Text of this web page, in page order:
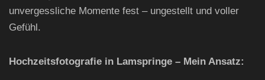
unvergessliche Momente fest – ungestellt und voller
Gefühl.
Hochzeitsfotografie in Lamspringe – Mein Ansatz: